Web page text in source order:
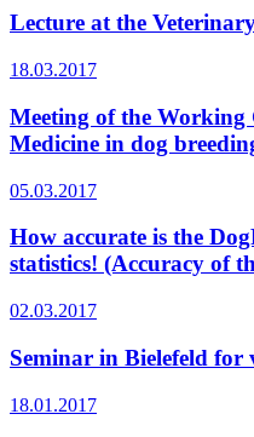
Lecture at the
18.03.2017
Meeting of the
Medicine in dog
05.03.2017
How accurate is the
statistics! (Accuracy of
02.03.2017
Seminar in Bielefeld for
18.01.2017